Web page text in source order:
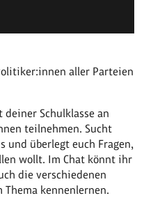
aller Parteien
Schulklasse an
teilnehmen. Sucht
und überlegt euch Fragen,
wollt. Im Chat könnt ihr
die verschiedenen
kennenlernen.